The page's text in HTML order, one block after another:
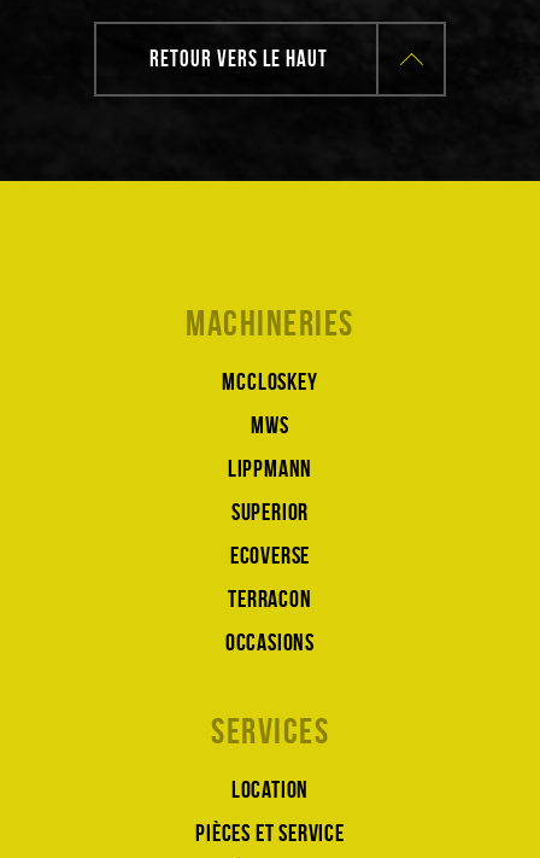
RETOUR VERS LE HAUT
Machineries
McCloskey
MWS
Lippmann
Superior
Ecoverse
Terracon
Occasions
Services
Location
Pièces et service